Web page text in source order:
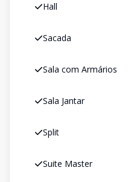
Hall
Sacada
Sala com Armários
Sala Jantar
Split
Suite Master